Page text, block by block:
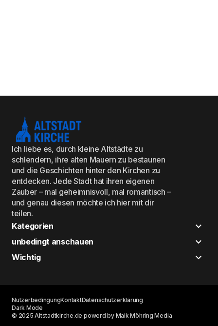
Ich liebe es, durch kleine Altstädte zu
schlendern, ihre alten Mauern zu bestaunen
und die Geschichten hinter den Kirchen zu
entdecken. Jede Stadt hat ihren eigenen
Zauber – mal geheimnisvoll, mal romantisch –
und genau diesen möchte ich hier mit dir
teilen.
Kategorien
unbedingt anschauen
Wichtig
© 2025 Altstadtkirche.de powerd by Maik Möhring Media
NutzerbedingungKontaktDatenschutzerklärung
Dark Mode